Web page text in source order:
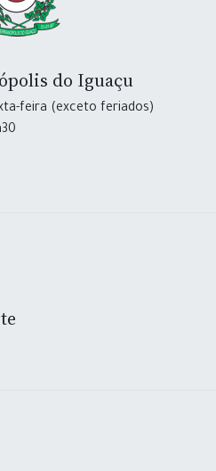
do Iguaçu
feira (exceto feriados)